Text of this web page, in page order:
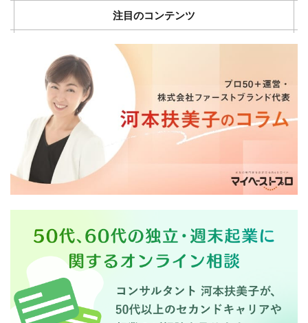
注目のコンテンツ